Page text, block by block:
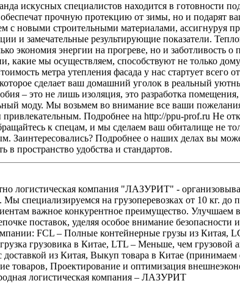
искусных специалистов находится в готовности
обеспечат прочную протекцию от зимы, но и подарят
с новыми строительными материалами, ассигнуруя
и замечательные результирующие показатели.
экономия энергии на прогреве, но и заботливость
какие мы осуществляем, способствуют не только
метра утепления фасада у нас стартует всего
сделает ваш домашний уголок в реальный
– это не лишь изоляция, это разработка
моду. Мы возьмем во внимание все ваши
Подробнее на http://ppu-prof.ru Не
к спецам, и мы сделаем ваш обиталище не
Заинтересовались? Подробнее о наших делах вы
в пространство удобства и стандартов.
логистическая компания "ЛАЗУРИТ" -
Мы специализируемся на грузоперевозках от 10 кг.
важное конкурентное преимущество. Улучшаем
поставок, уделяя особое внимание безопасности
FCL – Полные контейнерные грузы из Китая,
грузовика в Китае, LTL – Меньше, чем грузовой
доставкой из Китая, Выкуп товара в Китае
товаров, Проектирование и оптимизация
логистическая компания – ЛАЗУРИТ